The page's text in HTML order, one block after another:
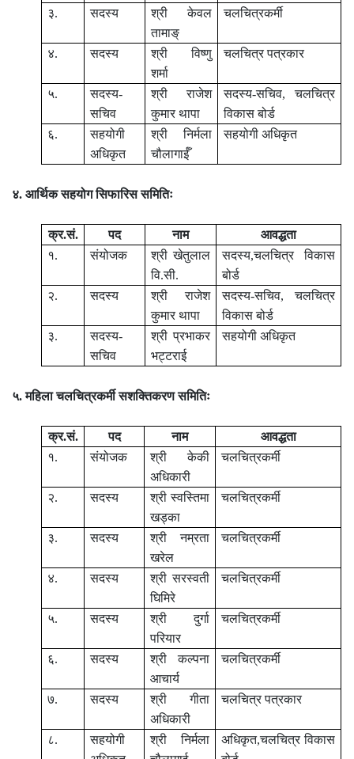
३. सदस्य
श्री केवल
तामाङ्
चलचित्रकर्मी
४. सदस्य
श्री विष्णु
शर्मा
चलचित्र पत्रकार
५.
सदस्य-
सचिव
श्री राजेश
कुमार थापा
सदस्य-सचिव, चलचित्र
विकास बोर्ड
६.
सहयोगी
अधिकृत
श्री निर्मला
चौलागाईँ
सहयोगी अधिकृत
४. आर्थिक सहयोग सिफारिस समितिः
क्र.सं. पद नाम
आवद्धता
१.
संयोजक
श्री खेतुलाल
वि.सी.
सदस्य,चलचित्र विकास
बोर्ड
२.
सदस्य
श्री राजेश
कुमार थापा
सदस्य-सचिव, चलचित्र
विकास बोर्ड
३.
सदस्य-
सचिव
श्री प्रभाकर
भट्टराई
सहयोगी अधिकृत
५. महिला चलचित्रकर्मी सशक्तिकरण समितिः
क्र.सं. पद नाम
आवद्धता
१.
संयोजक
श्री केकी
अधिकारी
चलचित्रकर्मी
२. सदस्य
श्री स्वस्तिमा
खड्‍का
चलचित्रकर्मी
३. सदस्य
श्री नम्रता
खरेल
चलचित्रकर्मी
४. सदस्य
श्री सरस्वती
घिमिरे
चलचित्रकर्मी
५. सदस्य
श्री दुर्गा
परियार
चलचित्रकर्मी
६. सदस्य
श्री कल्पना
आचार्य
चलचित्रकर्मी
७. सदस्य
श्री गीता
अधिकारी
चलचित्र पत्रकार
८.
सहयोगी
श्री निर्मला
अधिकृत,चलचित्र विकास